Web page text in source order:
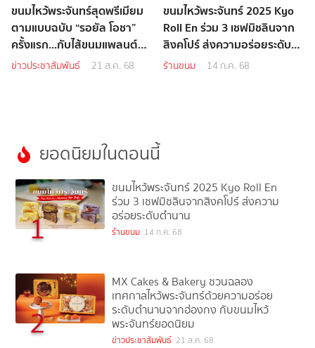
ขนมไหว้พระจันทร์สุดพรีเมียม
ตามแบบฉบับ “รอยัล โอชา”
ครั้งแรก...กับไส้ขนมแพลนต์
เบส ตอบโจทย์คนรักสุขภาพ!
ข่าวประชาสัมพันธ์ 21 ส.ค. 68
ขนมไหว้พระจันทร์ 2025 Kyo
Roll En ร่วม 3 เชฟมิชลินจาก
สิงคโปร์ ส่งความอร่อยระดับ
ตำนาน
ร้านขนม 14 ก.ค. 68
ยอดนิยมในตอนนี้
1
ขนมไหว้พระจันทร์ 2025 Kyo Roll En
ร่วม 3 เชฟมิชลินจากสิงคโปร์ ส่งความ
อร่อยระดับตำนาน
ร้านขนม 14 ก.ค. 68
2
MX Cakes & Bakery ชวนฉลอง
เทศกาลไหว้พระจันทร์ด้วยความอร่อย
ระดับตำนานจากฮ่องกง กับขนมไหว้
พระจันทร์ยอดนิยม
ข่าวประชาสัมพันธ์ 21 ส.ค. 68